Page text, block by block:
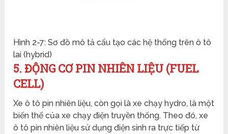
Hình 2-7: Sơ đồ mô tả cấu tạo các hệ thống trên ô tô
lai (hybrid)
5. ĐỘNG CƠ PIN NHIÊN LIỆU (FUEL
CELL)
Xe ô tô pin nhiên liệu, còn gọi là xe chạy hydro, là một
biến thể của xe chạy điện truyền thống. Theo đó, xe
ô tô pin nhiên liệu sử dụng điện sinh ra trực tiếp từ